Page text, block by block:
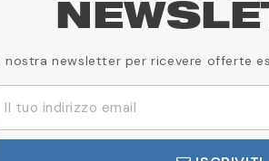
nostra newsletter per ricevere offerte